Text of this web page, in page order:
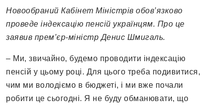
Новообраний Кабінет Міністрів обов’язково
проведе індексацію пенсій українцям. Про це
заявив прем’єр-міністр Денис Шмигаль.
– Ми, звичайно, будемо проводити індексацію
пенсій у цьому році. Для цього треба подивитися,
чим ми володіємо в бюджеті, і ми вже почали
робити це сьогодні. Я не буду обманювати, що